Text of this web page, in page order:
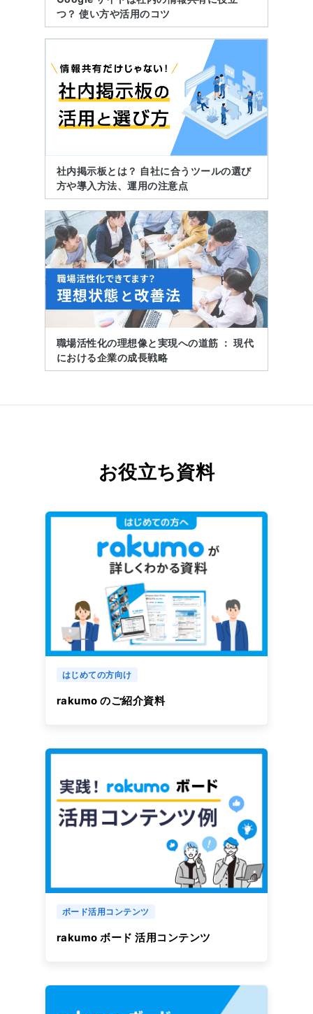
つ？ 使い方や活用のコツ
社内掲示板とは？ 自社に合うツールの選び
方や導入方法、運用の注意点
職場活性化の理想像と実現への道筋 ： 現代
における企業の成長戦略
お役立ち資料
はじめての方向け
rakumo のご紹介資料
ボード活用コンテンツ
rakumo ボード 活用コンテンツ